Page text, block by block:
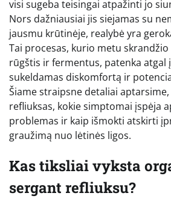
visi sugeba teisingai atpažinti jo
Nors dažniausiai jis siejamas su
jausmu krūtinėje, realybė yra
Tai procesas, kurio metu
rūgštis ir fermentus, patenka atgal
sukeldamas diskomfortą ir
Šiame straipsne detaliai
refliuksas, kokie simptomai įspėja
problemas ir kaip išmokti atskirti
graužimą nuo lėtinės ligos.
Kas tiksliai vyksta
sergant refliuksu?